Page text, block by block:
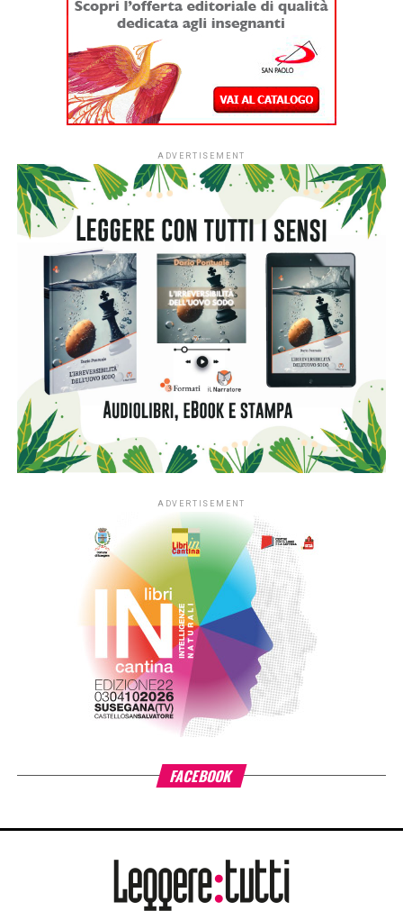
fascia 0-3 anni di tutto il Paese potranno aderire
all’iniziativa sociale dell’Associazione Italiana Editori (AIE)
a favore delle biblioteche scolastiche e partecipare alla
campagna nazionale di donazione di libri in programma dal
7 al 15 novembre 2026.
L’ingresso di tutti i nidi italiani segna una nuova fase per
#ioleggoperché che, dopo dieci anni al fianco delle
scuole, amplia il proprio raggio d’azione includendo anche i
servizi educativi per la primissima infanzia.
L’apertura nazionale è resa possibile grazie alsostegno
di Fondazione Cariplo, che dal 2022 ha accompagnato lo
sviluppo di #ioleggoperchéLAB-NIDI, il progetto
sperimentale dedicato ai nidi realizzato in Lombardia e
nelle province di Novara e Verbano-Cusio-Ossola,
territorio di riferimento della Fondazione. In quattro anni la
sperimentazione ha coinvolto fino a 350 asili nido situati
nei contesti più fragili di queste aree, contribuendo ad
libri nella quotidianità educativa. L’estensione del progetto
si inserisce nella cornice della sfida di mandato Anita –
L’infanzia prima di Fondazione Cariplo, che sostiene il
benessere dei bambini e delle bambine tra 0 e 6 anni, con
particolare attenzione alle situazioni di povertà e fragilità
sociale ed economica, promuovendo percorsi di crescita
individuale e lo sviluppo delle comunità educanti.
«L’estensione di #ioleggoperché a tutti gli asili nido
Giovanni Azzone, presidente Fondazione
–. L’esperienza ci ha confermato quanto la lettura
bambini e rafforzi il ruolo educativo di famiglie e servizi
nell’ambito di Anita – L’infanzia prima. La forza di
#ioleggoperché sta nella sua capacità di trasformare la